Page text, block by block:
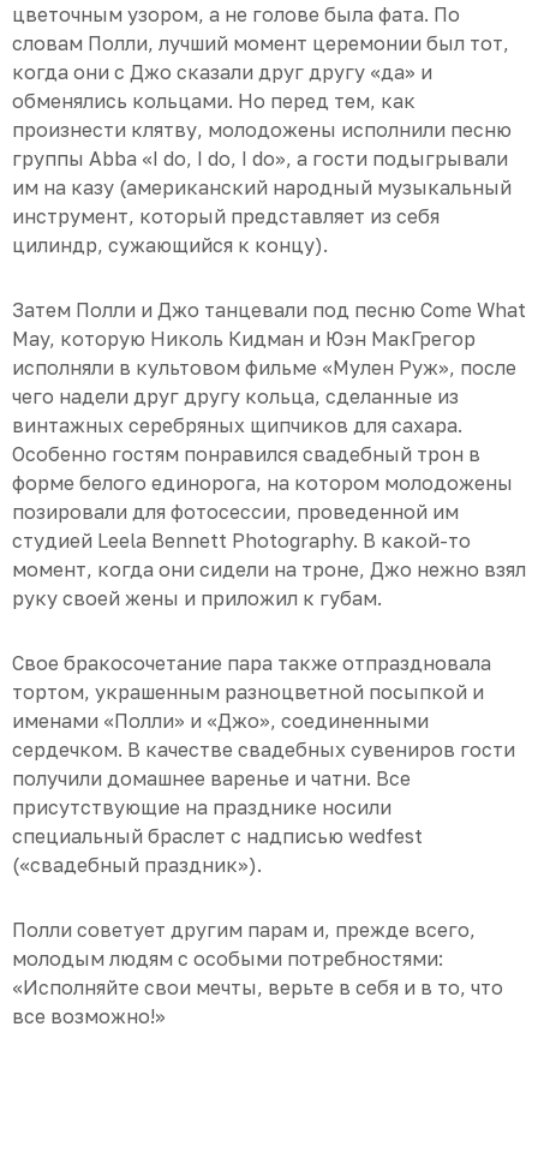
цветочным узором, а не голове была фата. По
словам Полли, лучший момент церемонии был тот,
когда они с Джо сказали друг другу «да» и
обменялись кольцами. Но перед тем, как
произнести клятву, молодожены исполнили песню
группы Abba «I do, I do, I do», а гости подыгрывали
им на казу (американский народный музыкальный
инструмент, который представляет из себя
цилиндр, сужающийся к концу).
Затем Полли и Джо танцевали под песню Come What
May, которую Николь Кидман и Юэн МакГрегор
исполняли в культовом фильме «Мулен Руж», после
чего надели друг другу кольца, сделанные из
винтажных серебряных щипчиков для сахара.
Особенно гостям понравился свадебный трон в
форме белого единорога, на котором молодожены
позировали для фотосессии, проведенной им
студией Leela Bennett Photography. В какой-то
момент, когда они сидели на троне, Джо нежно взял
руку своей жены и приложил к губам.
Свое бракосочетание пара также отпраздновала
тортом, украшенным разноцветной посыпкой и
именами «Полли» и «Джо», соединенными
сердечком. В качестве свадебных сувениров гости
получили домашнее варенье и чатни. Все
присутствующие на празднике носили
специальный браслет с надписью wedfest
(«свадебный праздник»).
Полли советует другим парам и, прежде всего,
молодым людям с особыми потребностями:
«Исполняйте свои мечты, верьте в себя и в то, что
все возможно!»